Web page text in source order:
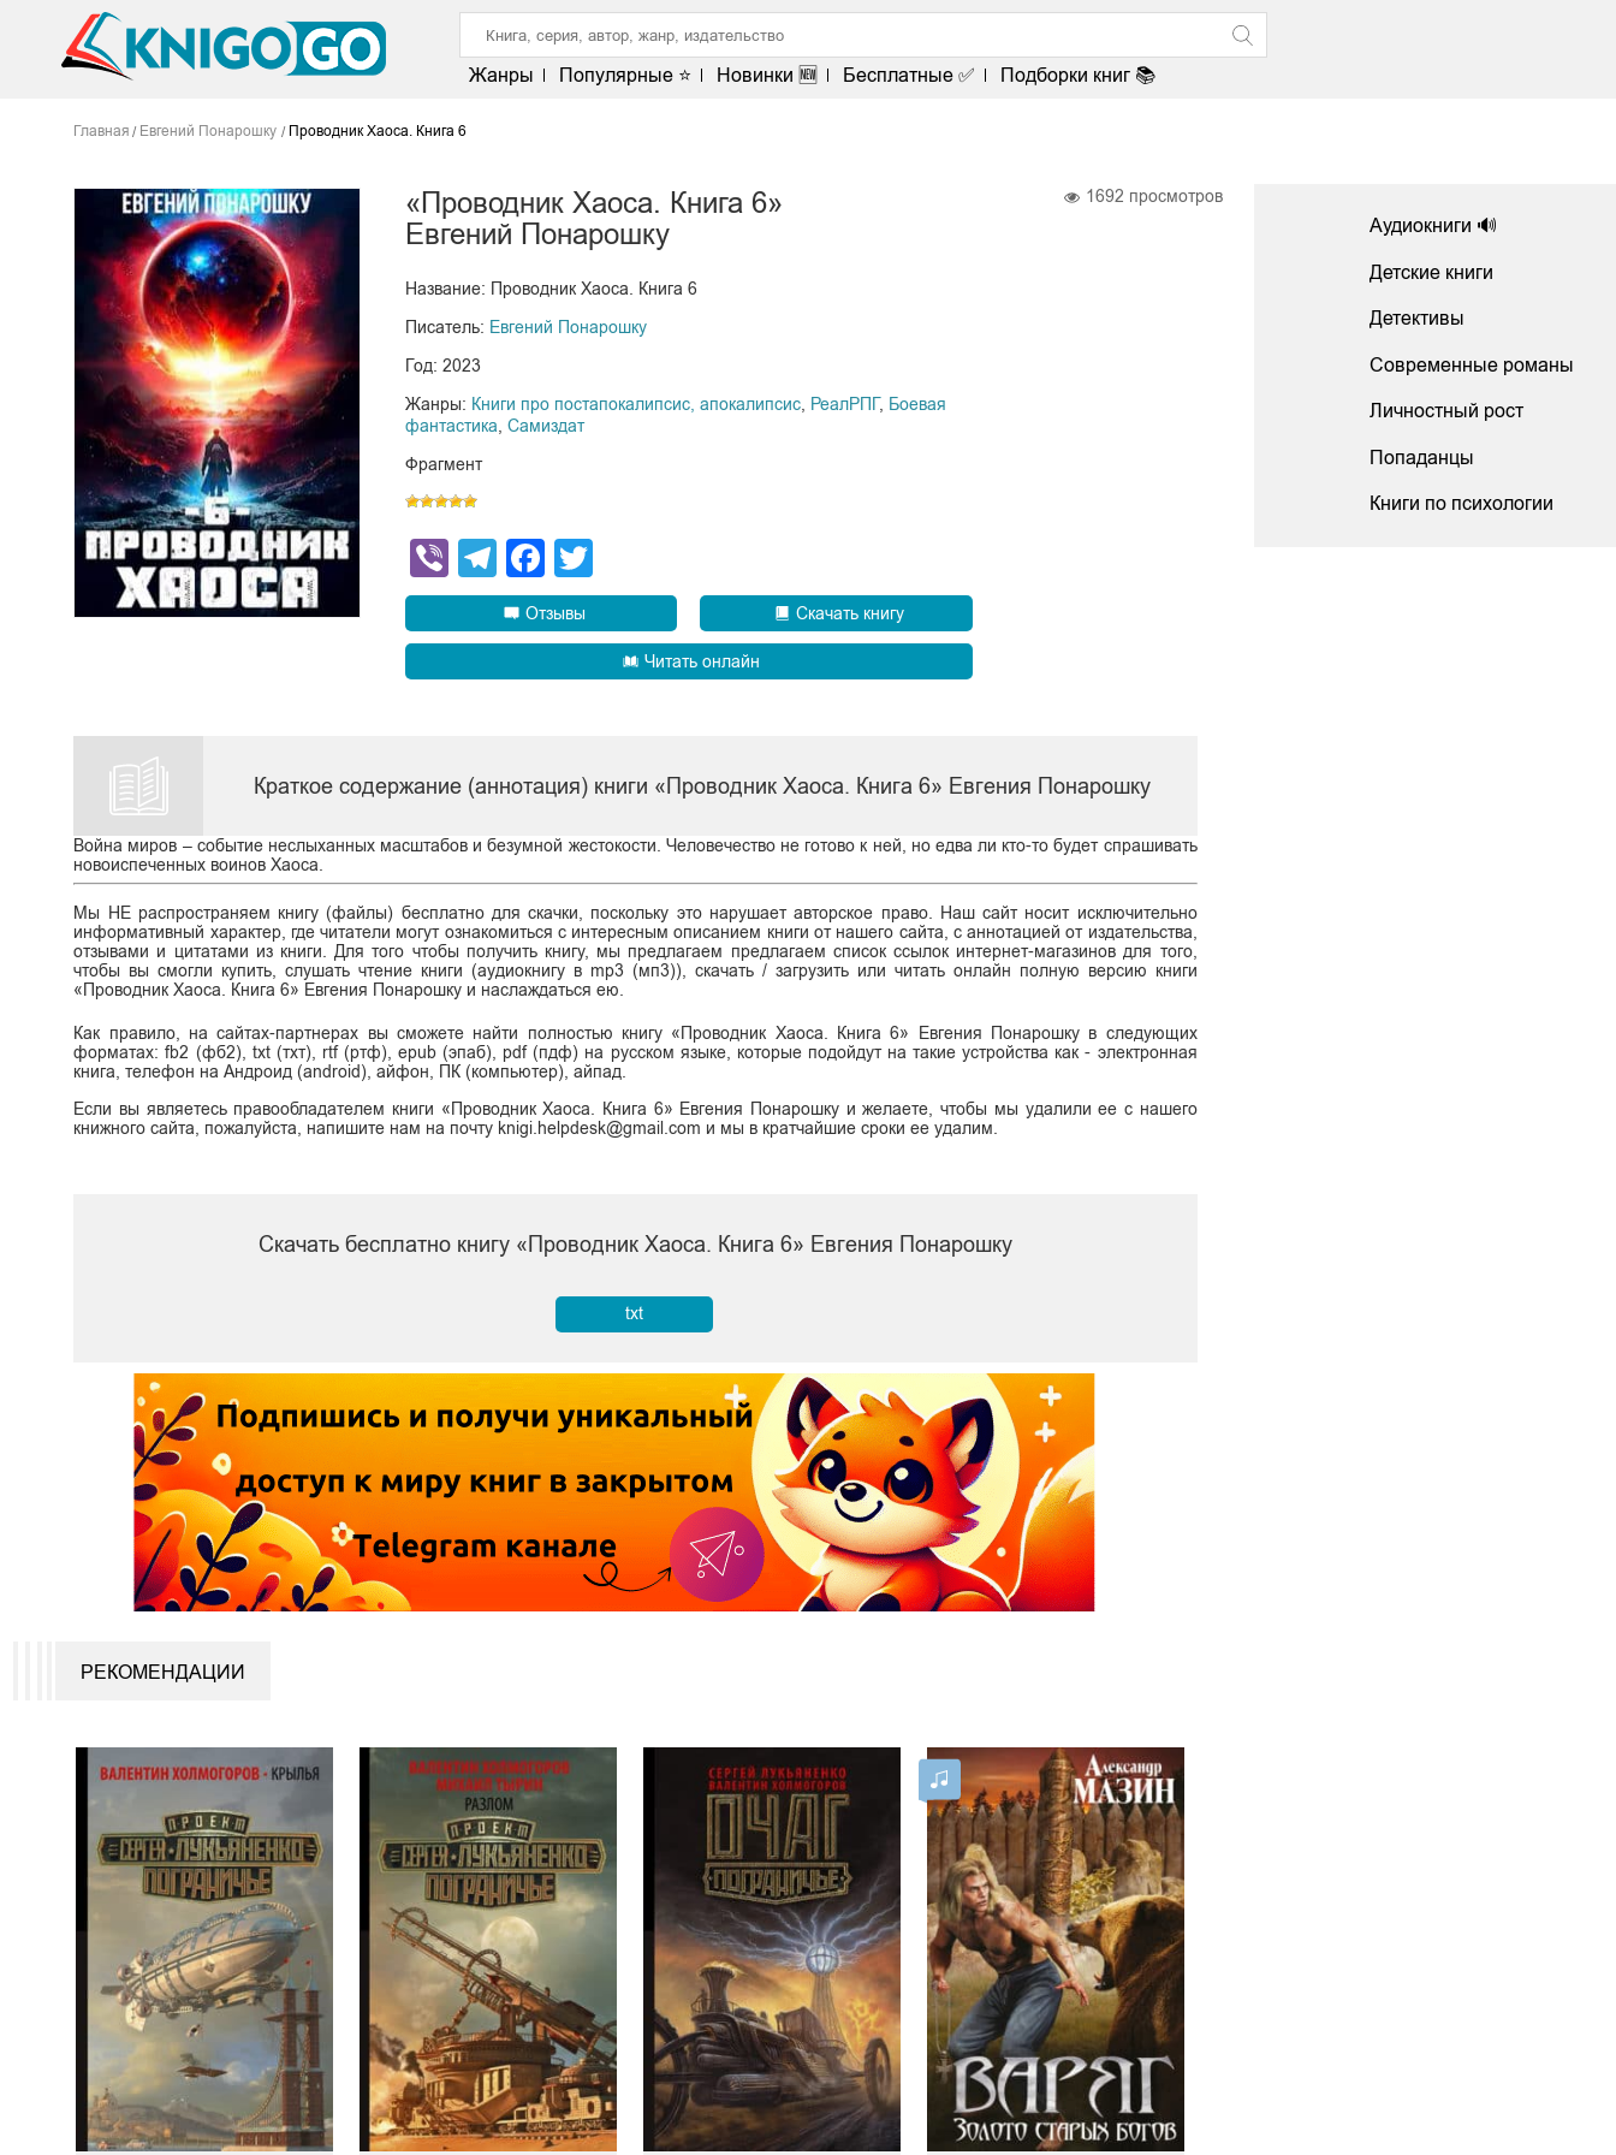
Жанры Популярные ⭐ Новинки 🆕 Бесплатные ✅ Подборки книг 📚
Главная Евгений Понарошку Проводник Хаоса. Книга 6
«Проводник Хаоса. Книга 6»
Евгений Понарошку
Название: Проводник Хаоса. Книга 6
Писатель: Евгений Понарошку
Год: 2023
Жанры: Книги про постапокалипсис, апокалипсис, РеалРПГ, Боевая
фантастика Самиздат
Фрагмент
ViberTelegram
Facebook
Отзывы Скачать книгу
Читать онлайн
1692 просмотров
Краткое содержание (аннотация) книги «Проводник Хаоса. Книга 6» Евгения Понарошку
Война миров – событие неслыханных масштабов и безумной жестокости. Человечество не готово к ней, но едва ли кто-то будет спрашивать
новоиспеченных воинов Хаоса.
Мы НЕ распространяем книгу (файлы) бесплатно для скачки, поскольку это нарушает авторское право. Наш сайт носит исключительно
информативный характер, где читатели могут ознакомиться с интересным описанием книги от нашего сайта, с аннотацией от издательства,
отзывами и цитатами из книги. Для того чтобы получить книгу, мы предлагаем предлагаем список ссылок интернет-магазинов для того,
чтобы вы смогли купить, слушать чтение книги (аудиокнигу в mp3 (мп3)), скачать / загрузить или читать онлайн полную версию книги
«Проводник Хаоса. Книга 6» Евгения Понарошку и наслаждаться ею.
Как правило, на сайтах-партнерах вы сможете найти полностью книгу «Проводник Хаоса. Книга 6» Евгения Понарошку в следующих
форматах: fb2 (фб2), txt (тхт), rtf (ртф), epub (эпаб), pdf (пдф) на русском языке, которые подойдут на такие устройства как - электронная
книга, телефон на Андроид (android), айфон, ПК (компьютер), айпад.
Если вы являетесь правообладателем книги «Проводник Хаоса. Книга 6» Евгения Понарошку и желаете, чтобы мы удалили ее с нашего
книжного сайта, пожалуйста, напишите нам на почту knigi.helpdesk@gmail.com и мы в кратчайшие сроки ее удалим.
Скачать бесплатно книгу «Проводник Хаоса. Книга 6» Евгения Понарошку
txt
РЕКОМЕНДАЦИИ
Аудиокниги 🔊
Детские книги
Детективы
Современные романы
Личностный рост
Попаданцы
Книги по психологии